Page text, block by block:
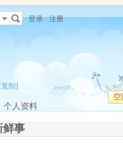
登录 注册
[复制]
空
个人资料
鲜事